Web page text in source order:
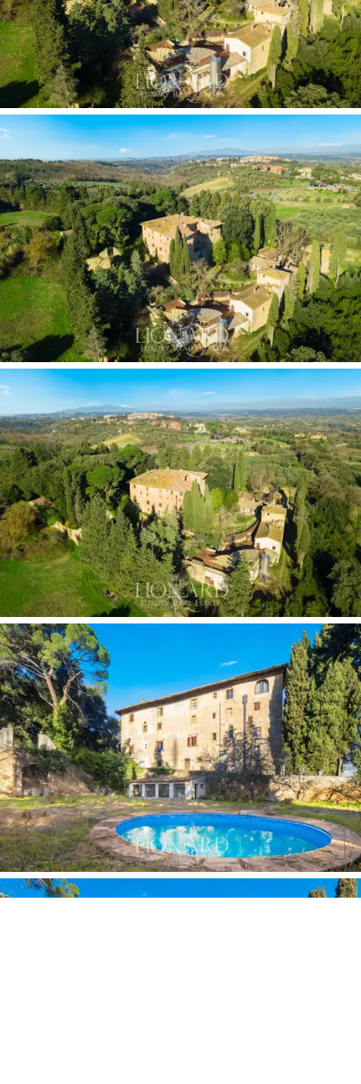
percorsi enogastronomici e culturali d’eccellenza.
Questa straordinaria proprietà è legata a un
personaggio illustre:MichelangeloBuonarroti il
Giovane, nipote del celebre artista del David, visse qui
e scrisse il suo poema “Ajone”. La villa risale al
Rinascimento, epoca in cui divenne centro di
produzione vinicola, tradizione mantenuta viva fino
all’epoca contemporanea.
La villa si sviluppa su cinque piani e comprende ampi
spazi ideali per svariate destinazioni d’uso.Ospita
infatti cantine e magazzini, saloni, uffici e altri spazi di
rappresentanza e numerose camere per una potenziale
struttura ricettiva. Il parco della proprietà, esteso su2
ettari, accoglie anche una piscina. Tra i fabbricati
esterni si trovano una chiesa privata, che necessita di
interventi di restauro, e un fabbricato rurale articolato
su tre livelli, con cantine al piano seminterrato e due
appartamenti ai livelli superiori. La proprietà include
inoltreuliveti e vigneti, che rappresentano una
preziosa risorsa per chi desiderasse proseguire il
progetto diattività agricola o vinicola.
Acquistare questa tenuta significa entrare in possesso
di un pezzo unico della storia toscana, un luogo che ha
visto nascere leggende e ha accolto personaggi illustri.
Le colline circostanti, i filari di cipressi e i profumi di una
terra generosa rendono questo luogo un'oasi di pace e
bellezza senza tempo. La villa rappresenta una rara
occasione per chi desidera creare una
esclusiva,progetto ricettivo di lusso, o dedicarsi ad
un’attività produttivadi successo in un contesto che
unisce tradizione, cultura e paesaggi incantevoli.